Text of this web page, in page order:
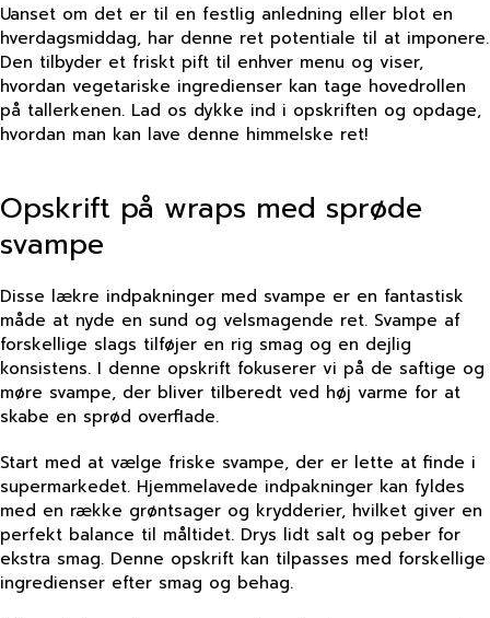
Uanset om det er til en festlig anledning eller blot en
hverdagsmiddag, har denne ret potentiale til at imponere.
Den tilbyder et friskt pift til enhver menu og viser,
hvordan vegetariske ingredienser kan tage hovedrollen
på tallerkenen. Lad os dykke ind i opskriften og opdage,
hvordan man kan lave denne himmelske ret!
Opskrift på wraps med sprøde
svampe
Disse lækre indpakninger med svampe er en fantastisk
måde at nyde en sund og velsmagende ret. Svampe af
forskellige slags tilføjer en rig smag og en dejlig
konsistens. I denne opskrift fokuserer vi på de saftige og
møre svampe, der bliver tilberedt ved høj varme for at
skabe en sprød overflade.
Start med at vælge friske svampe, der er lette at finde i
supermarkedet. Hjemmelavede indpakninger kan fyldes
med en række grøntsager og krydderier, hvilket giver en
perfekt balance til måltidet. Drys lidt salt og peber for
ekstra smag. Denne opskrift kan tilpasses med forskellige
ingredienser efter smag og behag.